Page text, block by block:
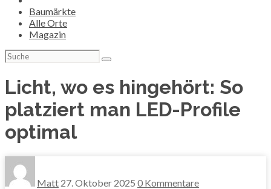
Baumärkte
Alle Orte
Magazin
Suchen
nach:
Licht, wo es hingehört: So
platziert man LED-Profile
optimal
Matt 27. Oktober 2025 0 Kommentare